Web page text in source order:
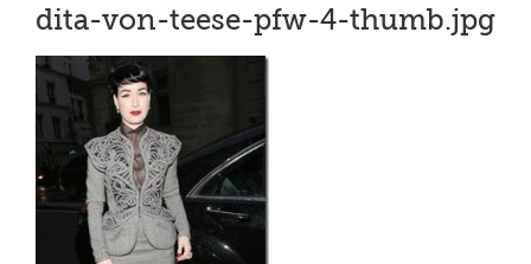
dita-von-teese-pfw-4-thumb.jpg